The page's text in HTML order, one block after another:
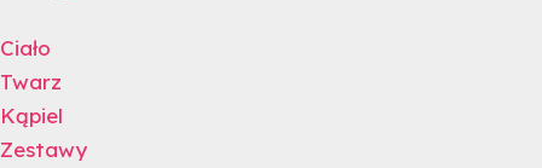
Ciało
Twarz
Kąpiel
Zestawy